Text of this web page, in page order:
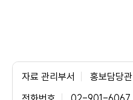
자료 관리부서
홍보담당관